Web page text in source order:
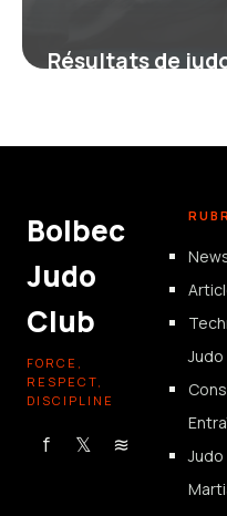
Résultats de
Bolbec
Judo
Club
FORCE,
RESPECT,
DISCIPLINE
f 𝕏 ≋
Judo
Judo